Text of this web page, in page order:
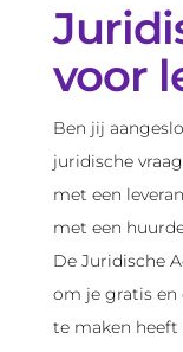
voor
Ben jij
juridische
met een
met een
De Juridische
om je gratis en
te maken